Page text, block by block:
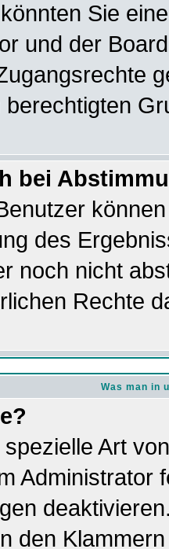
Sie
und der
bei
des
noch nicht
Rechte
Was man in
Art
Administrator
den